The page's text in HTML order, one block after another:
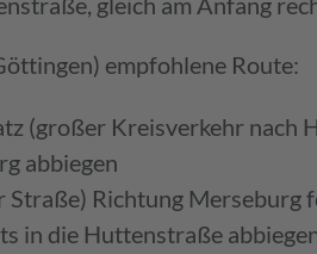
empfohlene Route:
(großer Kreisverkehr nach
abbiegen
Richtung Merseburg
in die Huttenstraße